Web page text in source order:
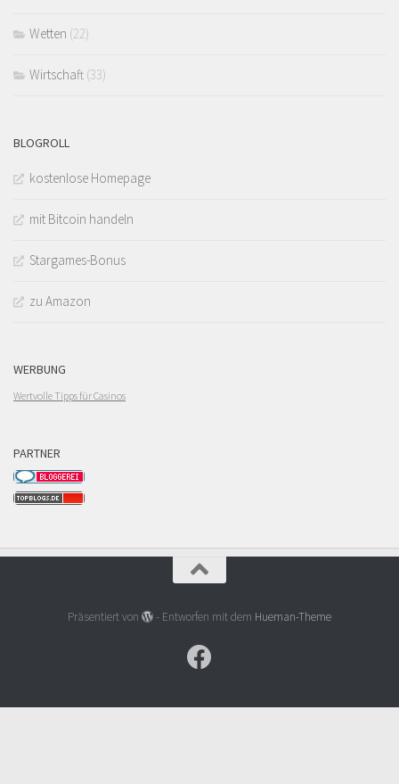
Wetten (22)
Wirtschaft (33)
BLOGROLL
kostenlose Homepage
mit Bitcoin handeln
Stargames-Bonus
zu Amazon
WERBUNG
Wertvolle Tipps für Casinos
PARTNER
Präsentiert von - Entworfen mit dem Hueman-Theme